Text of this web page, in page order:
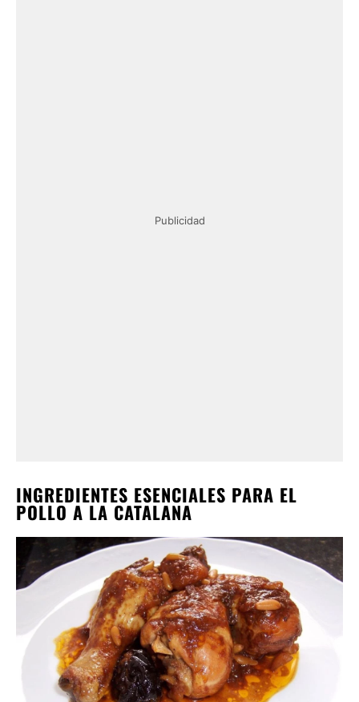
Publicidad
INGREDIENTES ESENCIALES PARA EL
POLLO A LA CATALANA